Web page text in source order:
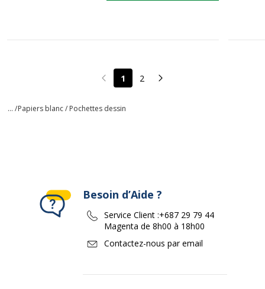
Page précédente
1 2 Page suivante
... /Papiers blanc / Pochettes dessin
Besoin d’Aide ?
Service Client :+687 29 79 44
Magenta de 8h00 à 18h00
Contactez-nous par email